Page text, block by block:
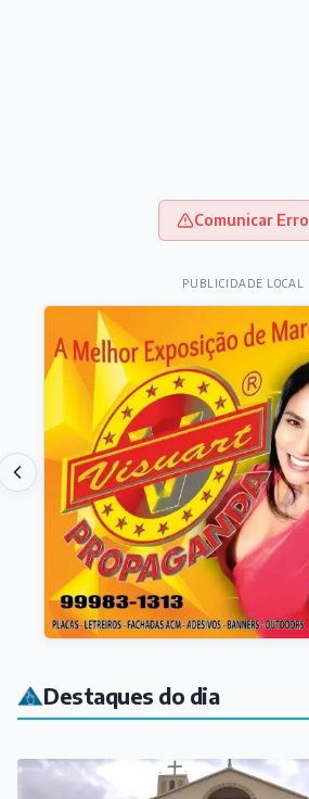
Comunicar Erro
PUBLICIDADE LOCAL
Destaques do dia